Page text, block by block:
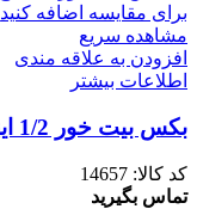
برای مقایسه اضافه کنید
مشاهده سریع
افزودن به علاقه مندی
اطلاعات بیشتر
بکس بیت خور 1/2 اینچ هنس مدل 4002
کد کالا: 14657
تماس بگیرید